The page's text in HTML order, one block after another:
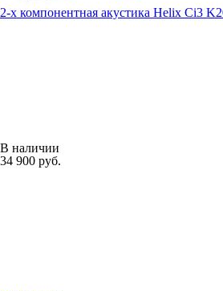
2-х компонентная акустика Helix Ci3
В наличии
34 900 руб.